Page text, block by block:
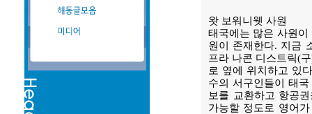
왓 보워니웻 사원
태국에는 많은 사원
원이 존재한다. 지금
프라 나콘 디스트릭(
로 옆에 위치하고 있
수의 서구인들이 태
보를 교환하고 항공
가능할 정도로 영어